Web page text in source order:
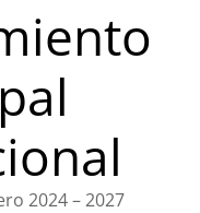
2024 – 2027